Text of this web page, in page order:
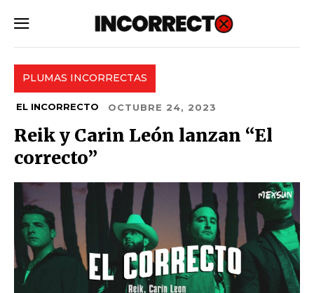
PLUMAS INCORRECTAS
EL INCORRECTO OCTUBRE 24, 2023
Reik y Carin León lanzan “El
correcto”